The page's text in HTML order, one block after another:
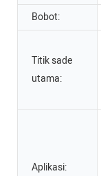
Bobot:
Titik sade
utama:
Aplikasi: